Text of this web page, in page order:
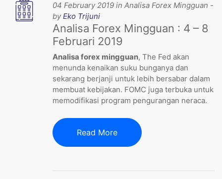
04 February 2019 in Analisa Forex Mingguan -
byEko Trijuni
Analisa Forex Mingguan : 4 – 8
Februari 2019
Analisa forex mingguan, The Fed akan
menunda kenaikan suku bunganya dan
sekarang berjanji untuk lebih bersabar dalam
membuat kebijakan. FOMC juga terbuka untuk
memodifikasi program pengurangan neraca.
Read More